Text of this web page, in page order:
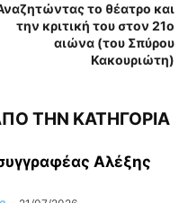
το θέατρο και
την κριτική του στον 21ο
αιώνα (του Σπύρου
Κακουριώτη)
ΤΗΝ ΚΑΤΗΓΟΡΙΑ
Αλέξης